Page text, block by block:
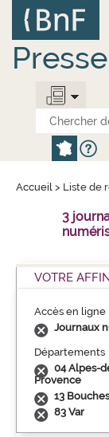
contenu
principal
Accueil > Liste de
3
VOTRE
Accès en ligne
Journaux
Départements
04 Alpes-
Provence
13
83 Var
Panneau de gestion